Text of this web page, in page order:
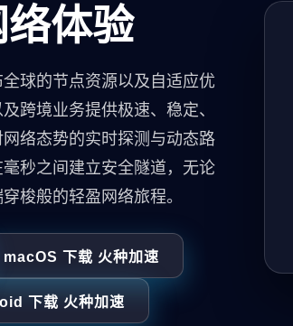
体验
球的节点资源以及自适应优
跨境业务提供极速、稳定、
络态势的实时探测与动态路
秒之间建立安全隧道，无论
梭般的轻盈网络旅程。
macOS 下载 火种加速
下载 火种加速